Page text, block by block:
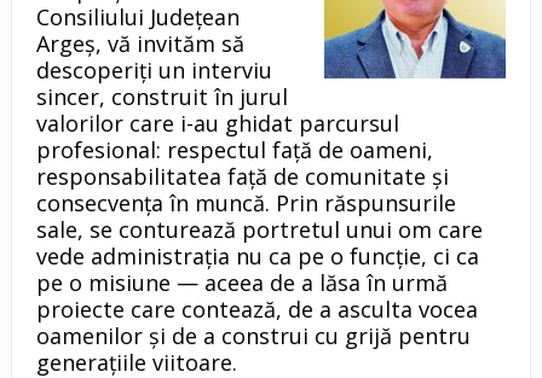
Consiliului Județean
Argeș, vă invităm să
descoperiți un interviu
sincer, construit în jurul
valorilor care i-au ghidat parcursul
profesional: respectul față de oameni,
responsabilitatea față de comunitate și
consecvența în muncă. Prin răspunsurile
sale, se conturează portretul unui om care
vede administrația nu ca pe o funcție, ci ca
pe o misiune — aceea de a lăsa în urmă
proiecte care contează, de a asculta vocea
oamenilor și de a construi cu grijă pentru
generațiile viitoare.